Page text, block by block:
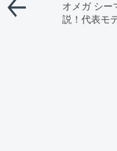
オメガ シー
説！代表モ